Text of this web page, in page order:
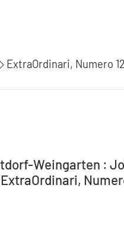
ExtraOrdinari, Numero
Weingarten :